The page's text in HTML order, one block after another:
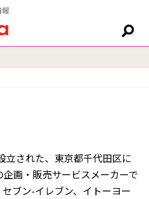
報
立された、東京都千代田区に
画・販売サービスメーカーで
ブン-イレブン、イトーヨー